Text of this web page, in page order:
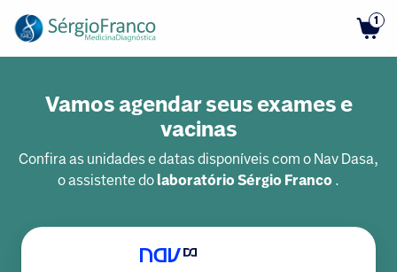
1
Vamos agendar seus exames e
vacinas
Confira as unidades e datas disponíveis com o Nav Dasa,
o assistente dolaboratório Sérgio Franco .